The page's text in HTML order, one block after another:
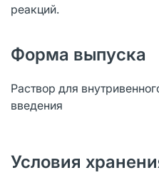
реакций.
Форма выпуска
Раствор для
введения
Условия